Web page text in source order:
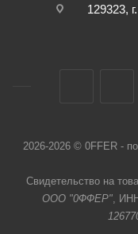
129323,
2026-2026 © 0FFER -
Свидетельство на
ООО "0ФФЕР", ИНН